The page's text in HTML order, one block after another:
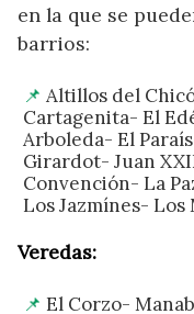
en la que se
barrios:
Altillos del
Cartagenita- El
Arboleda- El
Girardot- Juan
Convención- La
Los Jazmínes- Los
Veredas:
El Corzo-